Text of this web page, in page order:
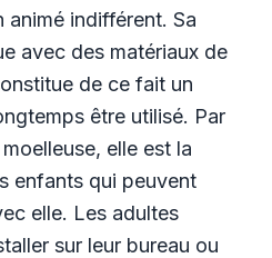
animé indifférent. Sa
avec des matériaux de
de ce fait un
être utilisé. Par
elle est la
enfants qui peuvent
elle. Les adultes
sur leur bureau ou